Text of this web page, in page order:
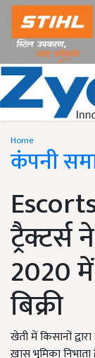
Home
कंपनी
ट्रैक्टर्स
2020
बिक्री
खेती में किसानों
ख़ास भूमिका निभाता